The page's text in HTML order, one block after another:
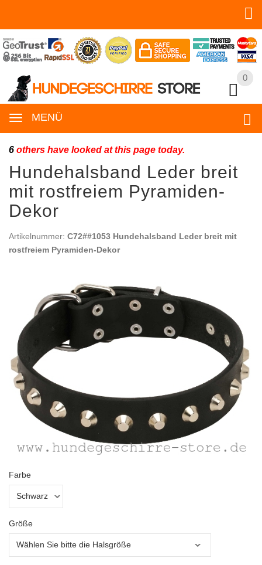
0
MENÜ
0
6 others have looked at this page today.
Hundehalsband Leder breit
mit rostfreiem Pyramiden-
Dekor
Artikelnummer: C72##1053 Hundehalsband Leder breit mit
rostfreiem Pyramiden-Dekor
Farbe
Größe